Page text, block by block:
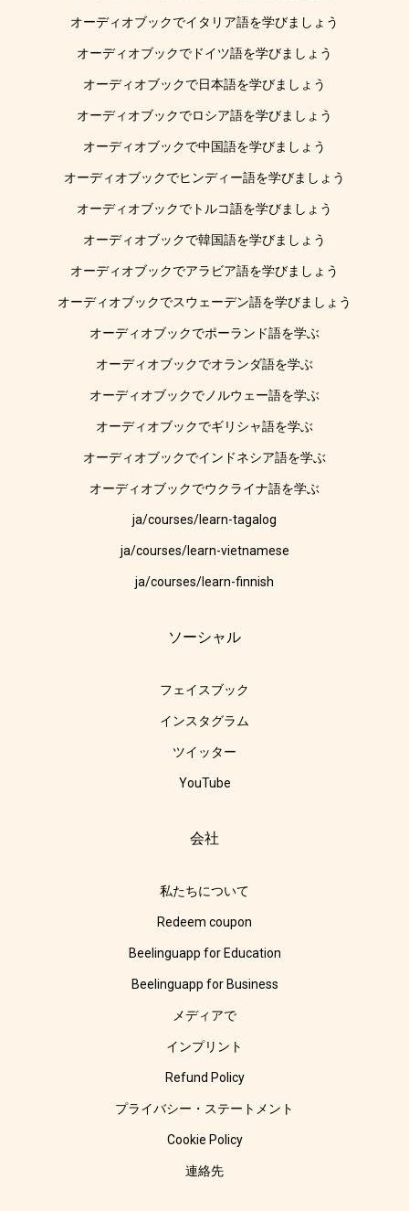
オーディオブックでイタリア語を学びましょう
オーディオブックでドイツ語を学びましょう
オーディオブックで日本語を学びましょう
オーディオブックでロシア語を学びましょう
オーディオブックで中国語を学びましょう
オーディオブックでヒンディー語を学びましょう
オーディオブックでトルコ語を学びましょう
オーディオブックで韓国語を学びましょう
オーディオブックでアラビア語を学びましょう
オーディオブックでスウェーデン語を学びましょう
オーディオブックでポーランド語を学ぶ
オーディオブックでオランダ語を学ぶ
オーディオブックでノルウェー語を学ぶ
オーディオブックでギリシャ語を学ぶ
オーディオブックでインドネシア語を学ぶ
オーディオブックでウクライナ語を学ぶ
ja/courses/learn-tagalog
ja/courses/learn-vietnamese
ja/courses/learn-finnish
ソーシャル
フェイスブック
インスタグラム
ツイッター
YouTube
会社
私たちについて
Redeem coupon
Beelinguapp for Education
Beelinguapp for Business
メディアで
インプリント
Refund Policy
プライバシー・ステートメント
Cookie Policy
連絡先